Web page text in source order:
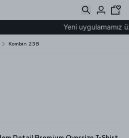
Yeni uygulamamız
Kombin 238